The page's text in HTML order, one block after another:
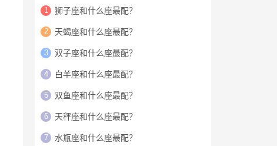
1 狮子座和什么座最配？
2 天蝎座和什么座最配？
3 双子座和什么座最配？
4 白羊座和什么座最配？
5 双鱼座和什么座最配？
6 天秤座和什么座最配？
7 水瓶座和什么座最配？